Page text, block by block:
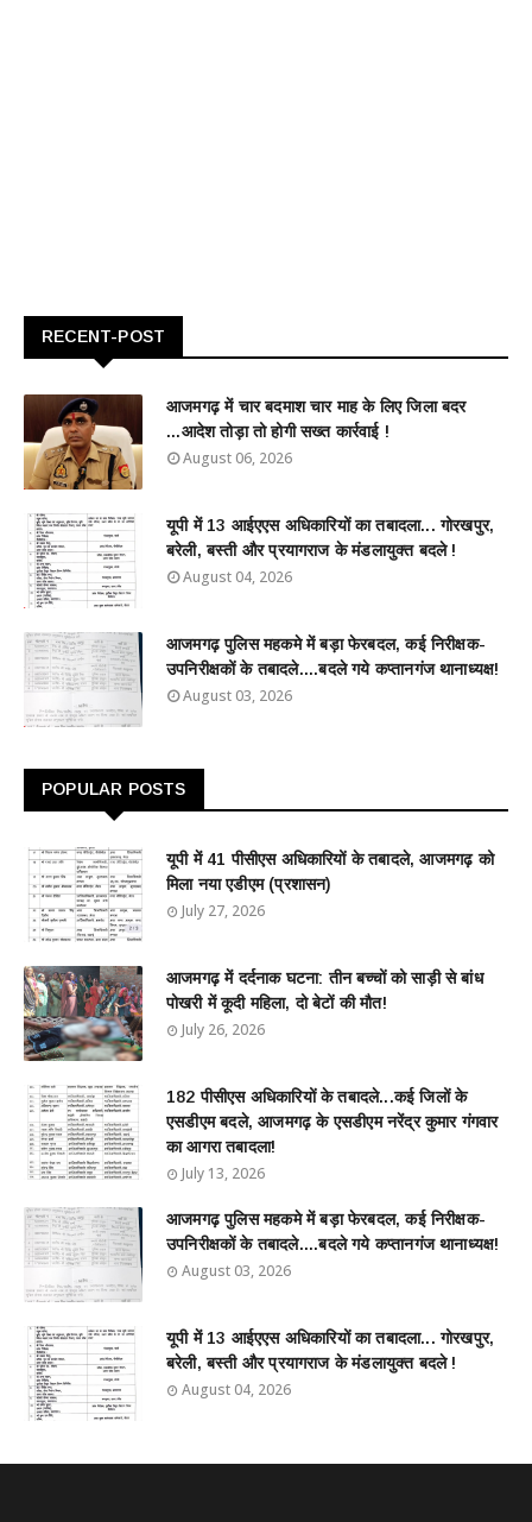
RECENT-POST
आजमगढ़ में चार बदमाश चार माह के लिए जिला बदर
...आदेश तोड़ा तो होगी सख्त कार्रवाई !
August 06, 2026
यूपी में 13 आईएएस अधिकारियों का तबादला... गोरखपुर,
बरेली, बस्ती और प्रयागराज के मंडलायुक्त बदले !
August 04, 2026
आजमगढ़ पुलिस महकमे में बड़ा फेरबदल, कई निरीक्षक-
उपनिरीक्षकों के तबादले....बदले गये कप्तानगंज थानाध्यक्ष!
August 03, 2026
POPULAR POSTS
यूपी में 41 पीसीएस अधिकारियों के तबादले, आजमगढ़ को
मिला नया एडीएम (प्रशासन)
July 27, 2026
आजमगढ़ में दर्दनाक घटना: तीन बच्चों को साड़ी से बांध
पोखरी में कूदी महिला, दो बेटों की मौत!
July 26, 2026
182 पीसीएस अधिकारियों के तबादले...कई जिलों के
एसडीएम बदले, आजमगढ़ के एसडीएम नरेंद्र कुमार गंगवार
का आगरा तबादला!
July 13, 2026
आजमगढ़ पुलिस महकमे में बड़ा फेरबदल, कई निरीक्षक-
उपनिरीक्षकों के तबादले....बदले गये कप्तानगंज थानाध्यक्ष!
August 03, 2026
यूपी में 13 आईएएस अधिकारियों का तबादला... गोरखपुर,
बरेली, बस्ती और प्रयागराज के मंडलायुक्त बदले !
August 04, 2026